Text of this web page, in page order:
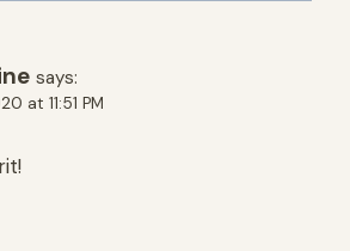
says:
at 11:51 PM